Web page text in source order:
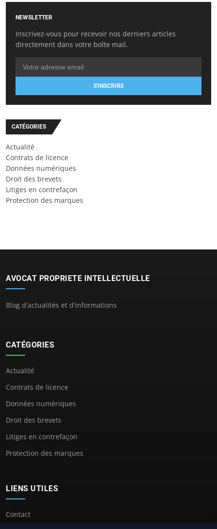
NEWSLETTER
Inscrivez-vous pour recevoir nos derniers articles
directement dans votre boîte mail.
S'INSCRIRE
CATÉGORIES
Actualité
Contrats de licence
Données numériques
Droit des brevets
Litiges en contrefaçon
Protection des marques
AVOCAT PROPRIETE INTELLECTUELLE
Blog d'actualités et d'informations
CATÉGORIES
Actualité
Contrats de licence
Données numériques
Droit des brevets
Litiges en contrefaçon
Protection des marques
LIENS UTILES
Contact